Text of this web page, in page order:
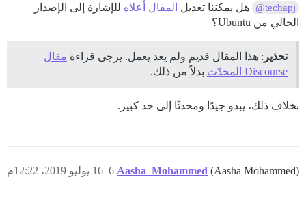
@techapj هل يمكننا تعديل المقال أعلاه للإشارة إلى الإصدار
الحالي من Ubuntu؟
تحذير : هذا المقال قديم ولم يعد يعمل. يرجى قراءة مقال
Discourse المحدّث
بدلاً من ذلك.
بخلاف ذلك، يبدو جيدًا ومحدثًا إلى حد كبير.
Aasha_Mohammed (Aasha Mohammed) 16 يوليو 2019، 12:22م 6